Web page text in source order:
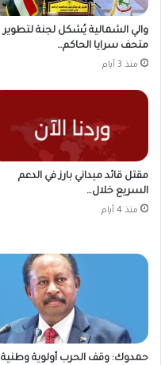
والي الشمالية يُشكل لجنة لتطوير
متحف سرايا الحاكم…
منذ 3 أيام
مقتل قائد ميداني بارز في الدعم
السريع خلال…
منذ 4 أيام
حمدوك: وقف الحرب أولوية وطنية